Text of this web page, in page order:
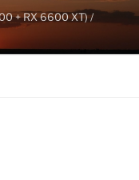
+ RX 6600 XT) /